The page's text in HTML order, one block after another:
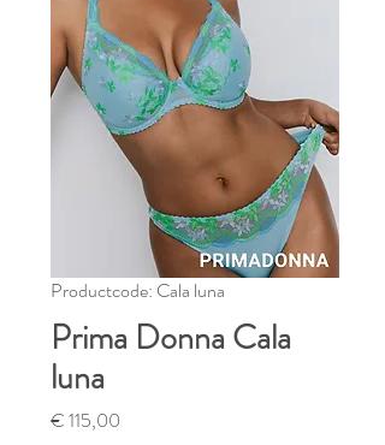
Productcode: Cala luna
Prima Donna Cala
luna
€ 115,00